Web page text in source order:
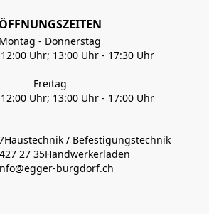
ÖFFNUNGSZEITEN
Montag - Donnerstag
Uhr; 13:00 Uhr - 17:30 Uhr
Freitag
Uhr; 13:00 Uhr - 17:00 Uhr
Haustechnik / Befestigungstechnik
27 35Handwerkerladen
burgdorf.ch